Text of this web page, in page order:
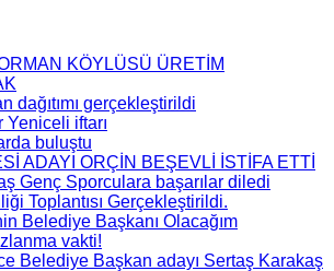
KÖYLÜSÜ ÜRETİM
dağıtımı gerçekleştirildi
Yeniceli iftarı
buluştu
ADAYI ORÇİN BEŞEVLİ İSTİFA ETTİ
Genç Sporculara başarılar diledi
Toplantısı Gerçekleştirildi.
Belediye Başkanı Olacağım
vakti!
Belediye Başkan adayı Sertaş Karakaş